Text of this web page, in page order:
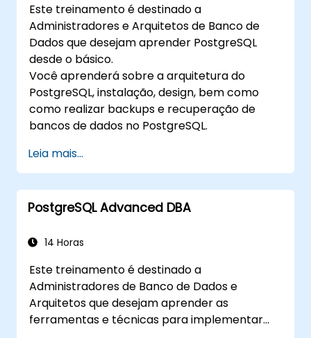
Este treinamento é destinado a
Administradores e Arquitetos de Banco de
Dados que desejam aprender PostgreSQL
desde o básico.
Você aprenderá sobre a arquitetura do
PostgreSQL, instalação, design, bem como
como realizar backups e recuperação de
bancos de dados no PostgreSQL.
Leia mais...
PostgreSQL Advanced DBA
14 Horas
Este treinamento é destinado a
Administradores de Banco de Dados e
Arquitetos que desejam aprender as
ferramentas e técnicas para implementar